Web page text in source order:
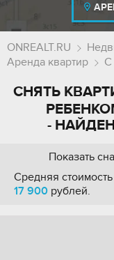
ONREALT.RU
Аренда квартир
С
СНЯТЬ
-
Показать
Средняя
17 900 рублей.